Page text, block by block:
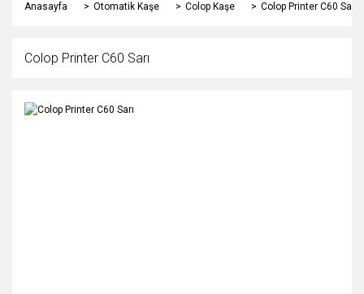
Anasayfa Otomatik Kaşe Colop Kaşe Colop Printer C60 Sarı
Colop Printer C60 Sarı